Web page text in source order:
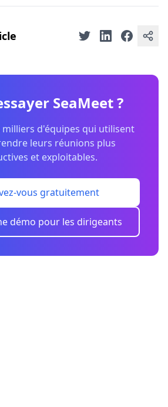
SeaMeet ?
milliers d'équipes qui utilisent
leurs réunions plus
et exploitables.
vous gratuitement
démo pour les dirigeants